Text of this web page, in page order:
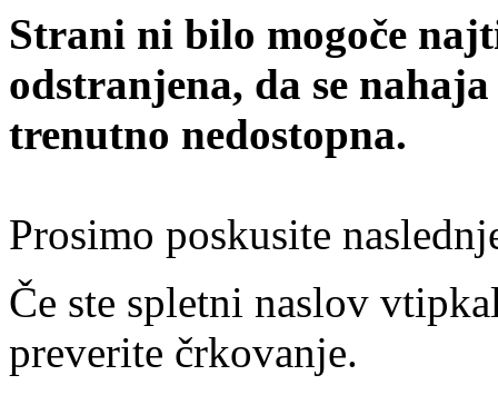
Strani ni bilo mogoče
odstranjena, da se
trenutno nedostopna.
Prosimo poskusite
Če ste spletni naslov
preverite črkovanje.